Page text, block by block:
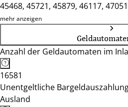
45468, 45721, 45879, 46117,
48431, 49074, 49477, 49808,
52349, 53113, 53721, 53879,
mehr anzeigen
Anzahl der Geldautomaten im
16581
Unentgeltliche
Ausland